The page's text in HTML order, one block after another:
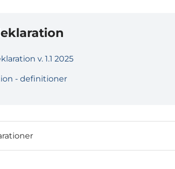
v. 1.1 2025
- definitioner